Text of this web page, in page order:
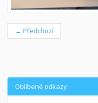
← Předchozí
Oblíbené odkazy